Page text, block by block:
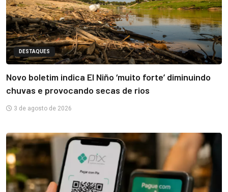
DESTAQUES
Novo boletim indica El Niño ‘muito forte’ diminuindo
chuvas e provocando secas de rios
3 de agosto de 2026